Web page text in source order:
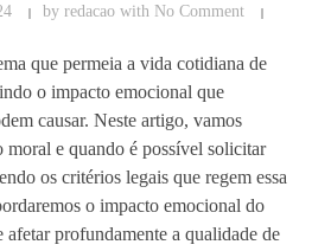
by redacao with No Comment
que permeia a vida cotidiana de
o impacto emocional que
causar. Neste artigo, vamos
moral e quando é possível solicitar
os critérios legais que regem essa
o impacto emocional do
afetar profundamente a qualidade de